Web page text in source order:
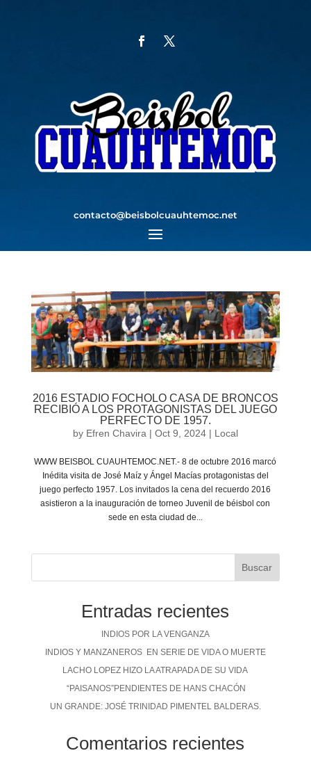
contacto@beisbolcuauhtemoc.net
2016 ESTADIO FOCHOLO CASA DE BRONCOS
RECIBIÓ A LOS PROTAGONISTAS DEL JUEGO
PERFECTO DE 1957.
by Efren Chavira | Oct 9, 2024| Local
WWW BEISBOL CUAUHTEMOC.NET.- 8 de octubre 2016 marcó
Inédita visita de José Maíz y Ángel Macías protagonistas del
juego perfecto 1957. Los invitados la cena del recuerdo 2016
asistieron a la inauguración de torneo Juvenil de béisbol con
sede en esta ciudad de...
Buscar
Entradas recientes
INDIOS POR LA VENGANZA
INDIOS Y MANZANEROS EN SERIE DE VIDA O MUERTE
LACHO LOPEZ HIZO LA ATRAPADA DE SU VIDA
“PAISANOS”PENDIENTES DE HANS CHACÓN
UN GRANDE: JOSÉ TRINIDAD PIMENTEL BALDERAS.
Comentarios recientes